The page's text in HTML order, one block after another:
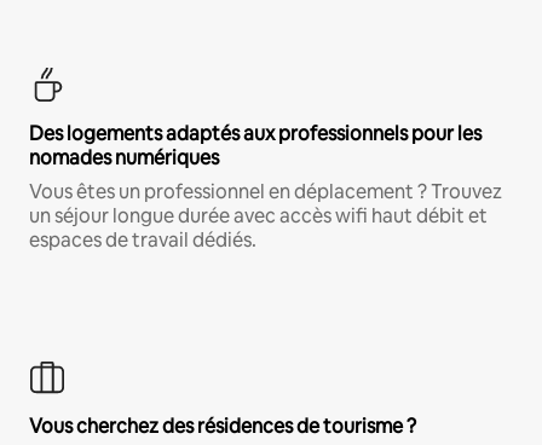
Des logements adaptés aux professionnels pour les
nomades numériques
Vous êtes un professionnel en déplacement ? Trouvez
un séjour longue durée avec accès wifi haut débit et
espaces de travail dédiés.
Vous cherchez des résidences de tourisme ?